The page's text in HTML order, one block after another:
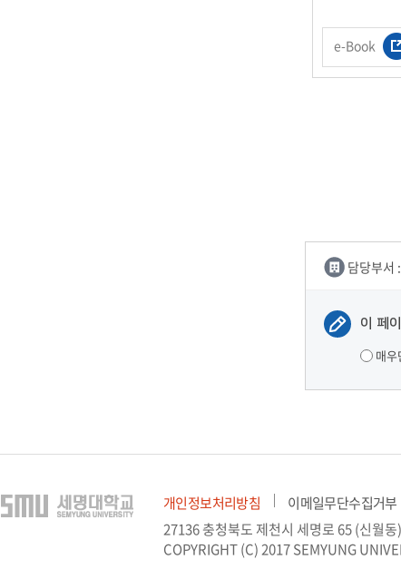
Career
(전공·진
로그램)
e-Book
담당부서 :
이 페
매우
개인정보처리방침 이메일무단수집거부
27136 충청북도 제천시 세명로 65 (신월
COPYRIGHT (C) 2017 SEMYUNG